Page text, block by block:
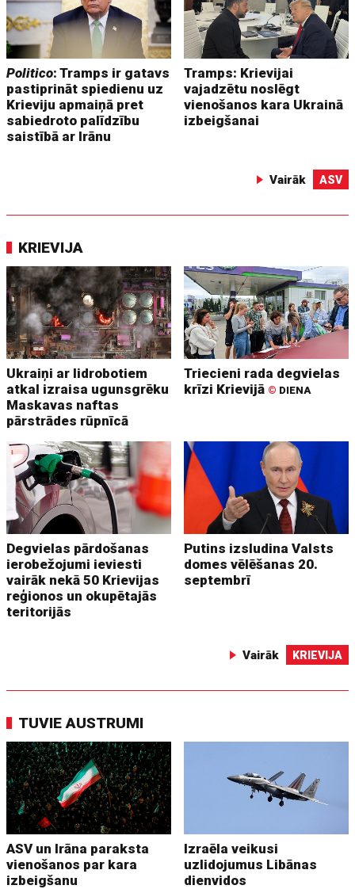
Politico: Tramps ir gatavs
pastiprināt spiedienu uz
Krieviju apmaiņā pret
sabiedroto palīdzību
saistībā ar Irānu
Tramps: Krievijai
vajadzētu noslēgt
vienošanos kara Ukrainā
izbeigšanai
Vairāk ASV
KRIEVIJA
Ukraiņi ar lidrobotiem
atkal izraisa ugunsgrēku
Maskavas naftas
pārstrādes rūpnīcā
Triecieni rada degvielas
krīzi Krievijā © DIENA
Degvielas pārdošanas
ierobežojumi ieviesti
vairāk nekā 50 Krievijas
reģionos un okupētajās
teritorijās
Putins izsludina Valsts
domes vēlēšanas 20.
septembrī
Vairāk KRIEVIJA
TUVIE AUSTRUMI
ASV un Irāna paraksta
vienošanos par kara
izbeigšanu
Izraēla veikusi
uzlidojumus Libānas
dienvidos